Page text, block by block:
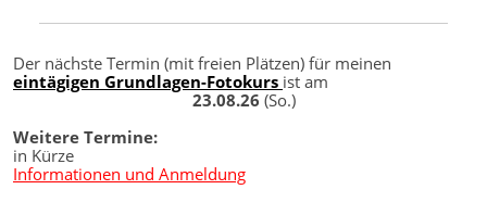
Der nächste Termin (mit freien Plätzen) für meinen
eintägigen Grundlagen-Fotokurs ist am
23.08.26 (So.)
Weitere Termine:
in Kürze
Informationen und Anmeldung